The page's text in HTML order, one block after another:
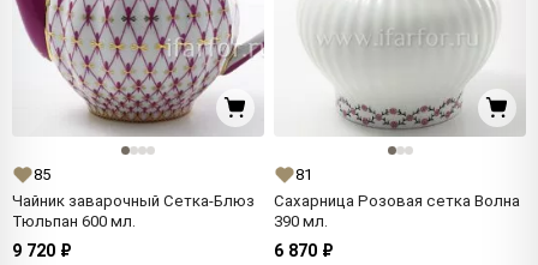
85
Чайник заварочный Сетка-Блюз
Тюльпан 600 мл.
9 720 ₽
81
Сахарница Розовая сетка Волна
390 мл.
6 870 ₽